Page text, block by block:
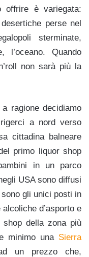
offrire è variegata:
perse nel
sterminate,
l’oceano. Quando
non sarà più la
ragione decidiamo
a nord verso
cittadina balneare
primo liquor shop
in un parco
USA sono diffusi
gli unici posti in
d’asporto e
della zona più
minimo una Sierra
un prezzo che,